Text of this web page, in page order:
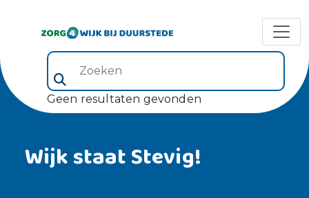
Zoeken (veld 5)
Geen resultaten gevonden
Wijk staat Stevig!